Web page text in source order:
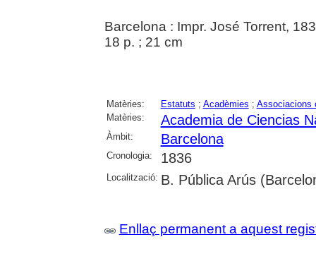
Barcelona : Impr. José Torrent,
18 p. ; 21 cm
Matèries: Estatuts ; Acadèmies ; Associacions
Matèries:
Academia de Ciencias
Àmbit: Barcelona
Cronologia: 1836
Localització: B. Pública Arús
Enllaç permanent a aquest